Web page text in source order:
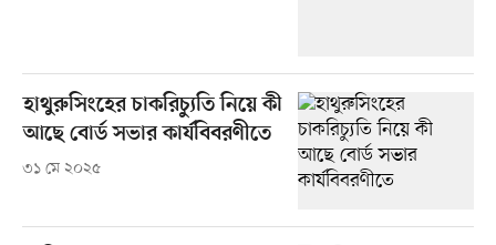
হাথুরুসিংহের চাকরিচ্যুতি নিয়ে কী
আছে বোর্ড সভার কার্যবিবরণীতে
৩১ মে ২০২৫